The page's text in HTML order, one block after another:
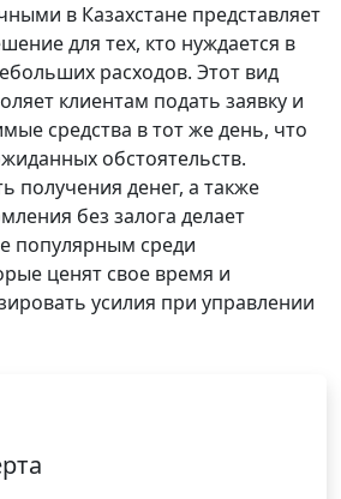
в Казахстане представляет
для тех, кто нуждается в
расходов. Этот вид
клиентам подать заявку и
средства в тот же день, что
обстоятельств.
получения денег, а также
без залога делает
популярным среди
ценят свое время и
усилия при управлении